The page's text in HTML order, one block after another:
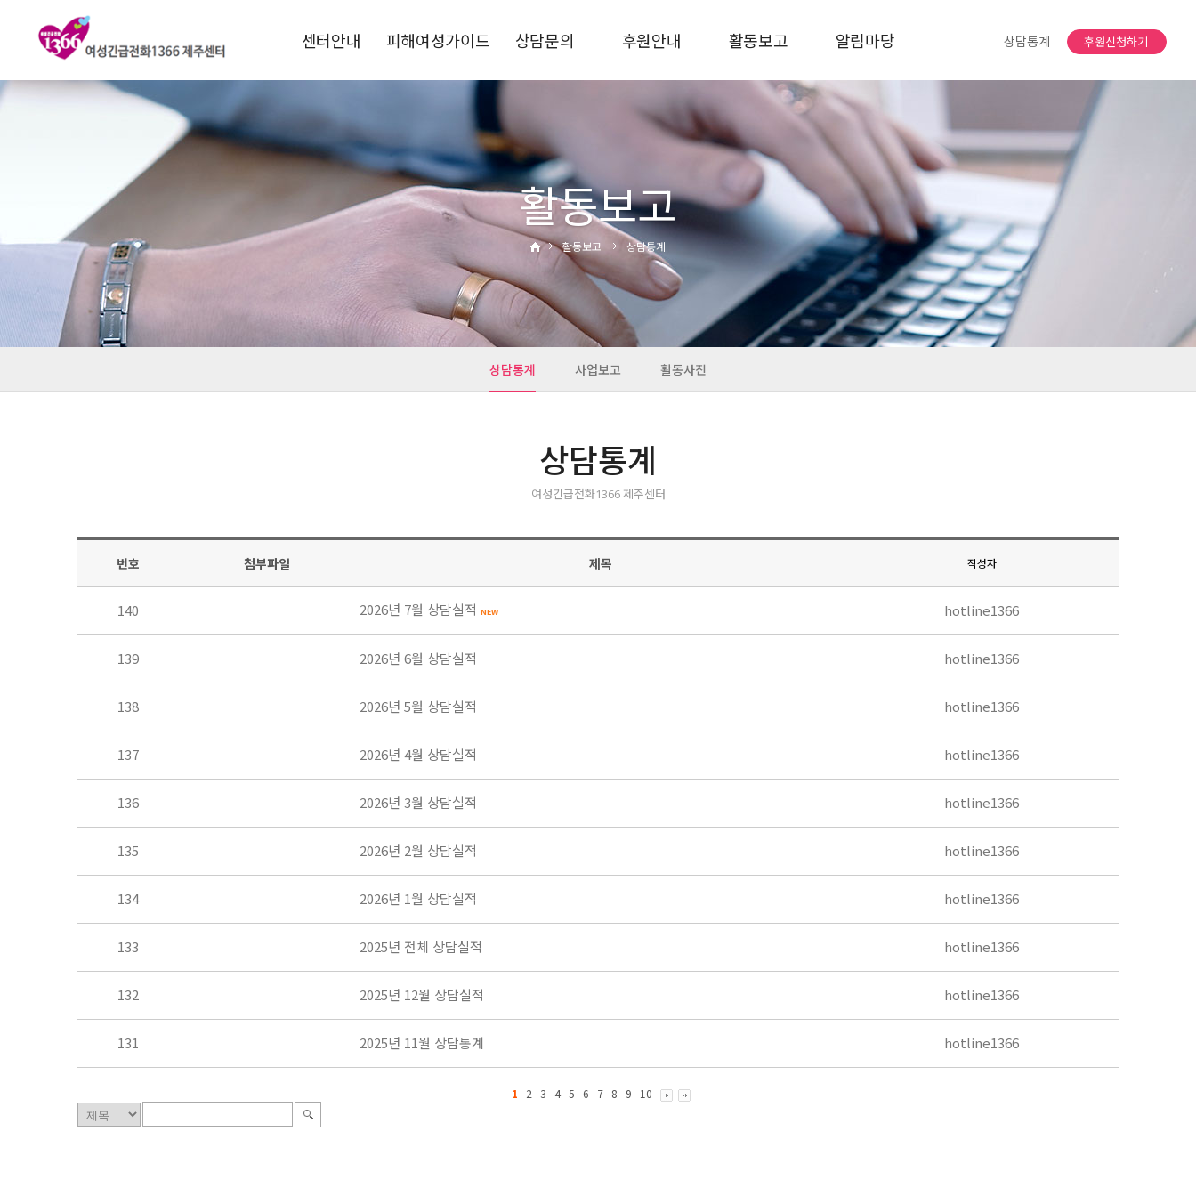
상담통계 후원신청하기
센터안내
1366소개
운영목적
연혁
비전 및 핵심과제
전국1366현황
찾아오시는길
피해여성가이드
교제폭력
성폭력·성희롱
성매매·성착취
디지털성범죄
관련기관
상담문의
비공개상담
자주하는질문
후원안내
후원신청
후원금사용결과
활동보고
상담통계
사업보고
활동사진
알림마당
공지사항
자유게시판
소식지
활동보고
활동보고 상담통계
상담통계 사업보고 활동사진
상담통계
여성긴급전화1366 제주센터
번호 첨부파일 제목 작성자
140 2026년 7월 상담실적 NEW hotline1366
139 2026년 6월 상담실적 hotline1366
138 2026년 5월 상담실적 hotline1366
137 2026년 4월 상담실적 hotline1366
136 2026년 3월 상담실적 hotline1366
135 2026년 2월 상담실적 hotline1366
134 2026년 1월 상담실적 hotline1366
133 2025년 전체 상담실적 hotline1366
132 2025년 12월 상담실적 hotline1366
131 2025년 11월 상담통계 hotline1366
1 2 3 4 5 6 7 8 9 10